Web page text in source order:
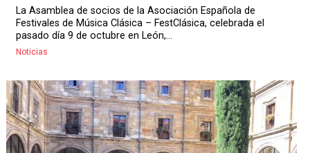
La Asamblea de socios de la Asociación Española de
Festivales de Música Clásica – FestClásica, celebrada el
pasado día 9 de octubre en León,...
Noticias